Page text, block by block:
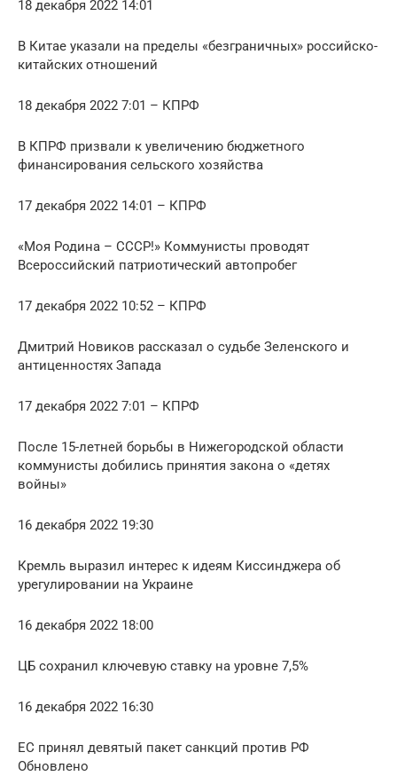
18 декабря 2022 14:01
В Китае указали на пределы «безграничных» российско-
китайских отношений
18 декабря 2022 7:01 – КПРФ
В КПРФ призвали к увеличению бюджетного
финансирования сельского хозяйства
17 декабря 2022 14:01 – КПРФ
«Моя Родина – СССР!» Коммунисты проводят
Всероссийский патриотический автопробег
17 декабря 2022 10:52 – КПРФ
Дмитрий Новиков рассказал о судьбе Зеленского и
антиценностях Запада
17 декабря 2022 7:01 – КПРФ
После 15-летней борьбы в Нижегородской области
коммунисты добились принятия закона о «детях
войны»
16 декабря 2022 19:30
Кремль выразил интерес к идеям Киссинджера об
урегулировании на Украине
16 декабря 2022 18:00
ЦБ сохранил ключевую ставку на уровне 7,5%
16 декабря 2022 16:30
ЕС принял девятый пакет санкций против РФ
Обновлено